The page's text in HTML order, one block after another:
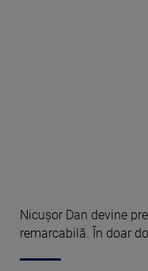
Nicușor Dan devine
remarcabilă. În doar